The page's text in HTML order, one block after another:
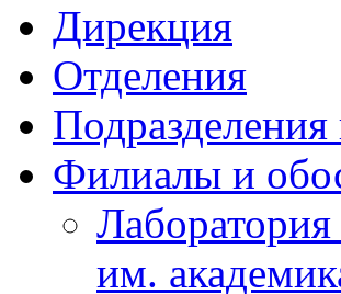
Дирекция
Отделения
Филиалы и
им.